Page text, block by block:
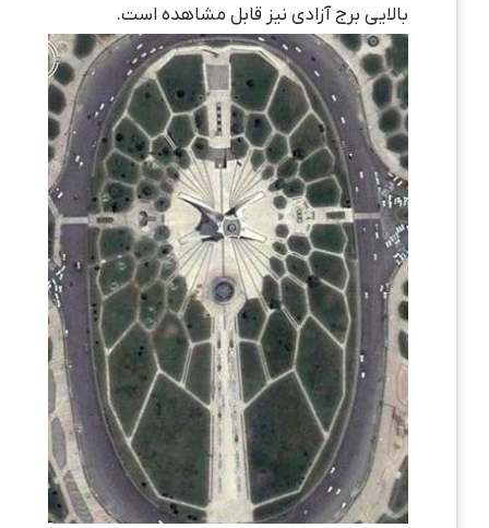
بالایی برج آزادی نیز قابل مشاهده است.